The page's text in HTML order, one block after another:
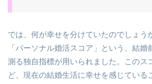
では、何が幸せを分けていたのでしょう
「パーソナル婚活スコア」という、結婚
測る独自指標が用いられました。このス
ど、現在の結婚生活に幸せを感じている